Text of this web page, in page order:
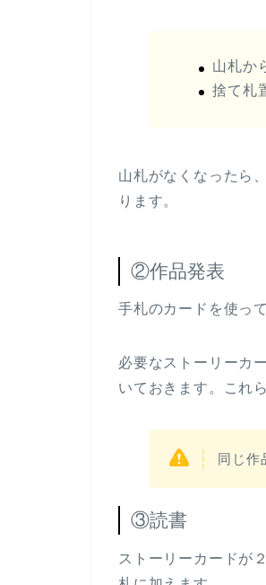
山札か
捨て札
山札がなくなったら
ります。
②作品発表
手札のカードを使っ
必要なストーリーカ
いておきます。これ
同じ作
③読書
ストーリーカードが